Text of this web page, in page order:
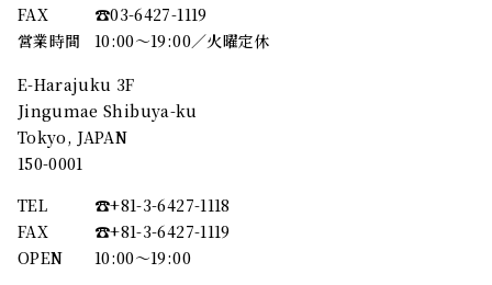
FAX
☎︎03-6427-1119
営業時間
10:00～19:00／火曜定休
E-Harajuku 3F
Jingumae Shibuya-ku
Tokyo, JAPAN
150-0001
TEL
☎︎+81-3-6427-1118
FAX
☎︎+81-3-6427-1119
OPEN
10:00〜19:00